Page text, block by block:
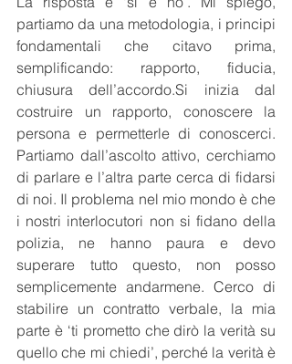
partiamo da una metodologia, i principi
fondamentali che citavo prima,
semplificando: rapporto, fiducia,
chiusura dell’accordo.Si inizia dal
costruire un rapporto, conoscere la
persona e permetterle di conoscerci.
Partiamo dall’ascolto attivo, cerchiamo
di parlare e l’altra parte cerca di fidarsi
di noi. Il problema nel mio mondo è che
i nostri interlocutori non si fidano della
polizia, ne hanno paura e devo
superare tutto questo, non posso
semplicemente andarmene. Cerco di
stabilire un contratto verbale, la mia
parte è ‘ti prometto che dirò la verità su
quello che mi chiedi’, perché la verità è